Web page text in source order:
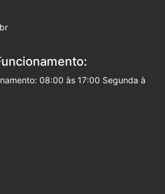
08:00 às 17:00 Segunda à